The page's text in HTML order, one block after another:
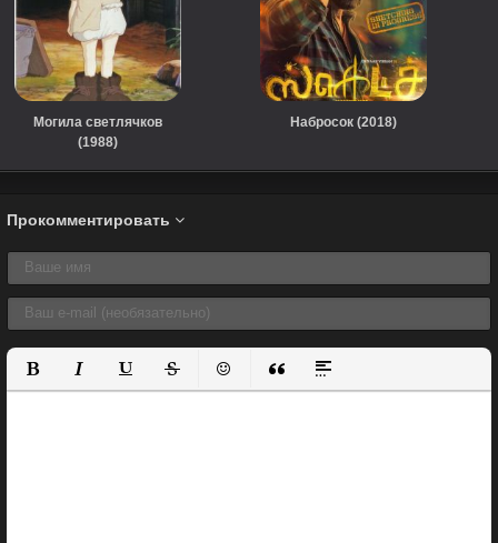
Могила светлячков
(1988)
Набросок (2018)
Прокомментировать
Полужирный
КурсивПодчеркнутый
ЗачеркнутыйВставить смайлик
Вставка цитаты
Вставка спойлера